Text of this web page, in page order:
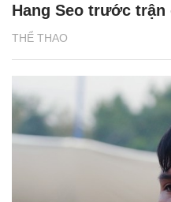
THỂ THAO
Hang Seo trước trận